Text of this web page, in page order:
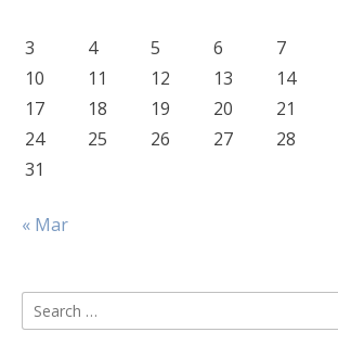
3
4 5 6 7
10
11 12 13 14
17
18 19 20 21
24
25 26 27 28
31
« Mar
Search
for: